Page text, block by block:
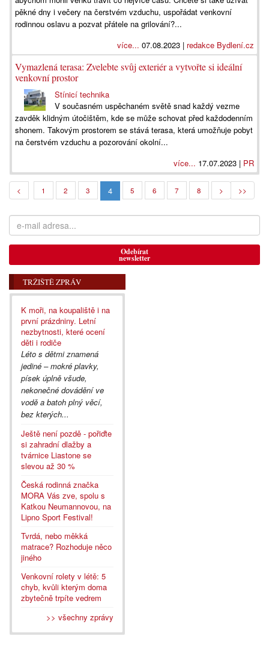
pěkné dny i večery na čerstvém vzduchu, uspořádat venkovní
rodinnou oslavu a pozvat přátele na grilování?...
více... 07.08.2023 | redakce Bydlení.cz
Vymazlená terasa: Zvelebte svůj exteriér a vytvořte si ideální
venkovní prostor
Stínicí technika
V současném uspěchaném světě snad každý vezme
zavděk klidným útočištěm, kde se může schovat před každodenním
shonem. Takovým prostorem se stává terasa, která umožňuje pobyt
na čerstvém vzduchu a pozorování okolní...
více... 17.07.2023 | PR
< 1 2 3 4 5 6 7 8 > >>
Odebírat
newsletter
TRŽIŠTĚ ZPRÁV
K moři, na koupaliště i na
první prázdniny. Letní
nezbytnosti, které ocení
děti i rodiče
Léto s dětmi znamená
jediné – mokré plavky,
písek úplně všude,
nekonečné dovádění ve
vodě a batoh plný věcí,
bez kterých...
Ještě není pozdě - pořiďte
si zahradní dlažby a
tvárnice Liastone se
slevou až 30 %
Česká rodinná značka
MORA Vás zve, spolu s
Katkou Neumannovou, na
Lipno Sport Festival!
Tvrdá, nebo měkká
matrace? Rozhoduje něco
jiného
Venkovní rolety v létě: 5
chyb, kvůli kterým doma
zbytečně trpíte vedrem
>> všechny zprávy